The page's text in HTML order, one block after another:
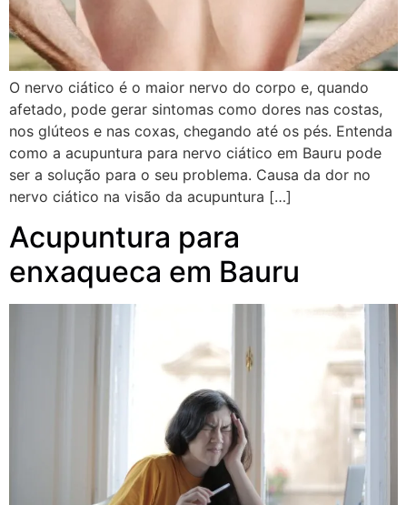
O nervo ciático é o maior nervo do corpo e, quando
afetado, pode gerar sintomas como dores nas costas,
nos glúteos e nas coxas, chegando até os pés. Entenda
como a acupuntura para nervo ciático em Bauru pode
ser a solução para o seu problema. Causa da dor no
nervo ciático na visão da acupuntura […]
Acupuntura para
enxaqueca em Bauru